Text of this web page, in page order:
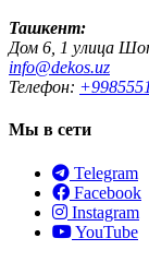
Ташкент:
Дом 6, 1 улица
info@dekos.uz
Телефон:
Мы в сети
Telegram
Facebook
Instagram
YouTube